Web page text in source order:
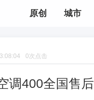
原创 城市
0次点击
调400全国售